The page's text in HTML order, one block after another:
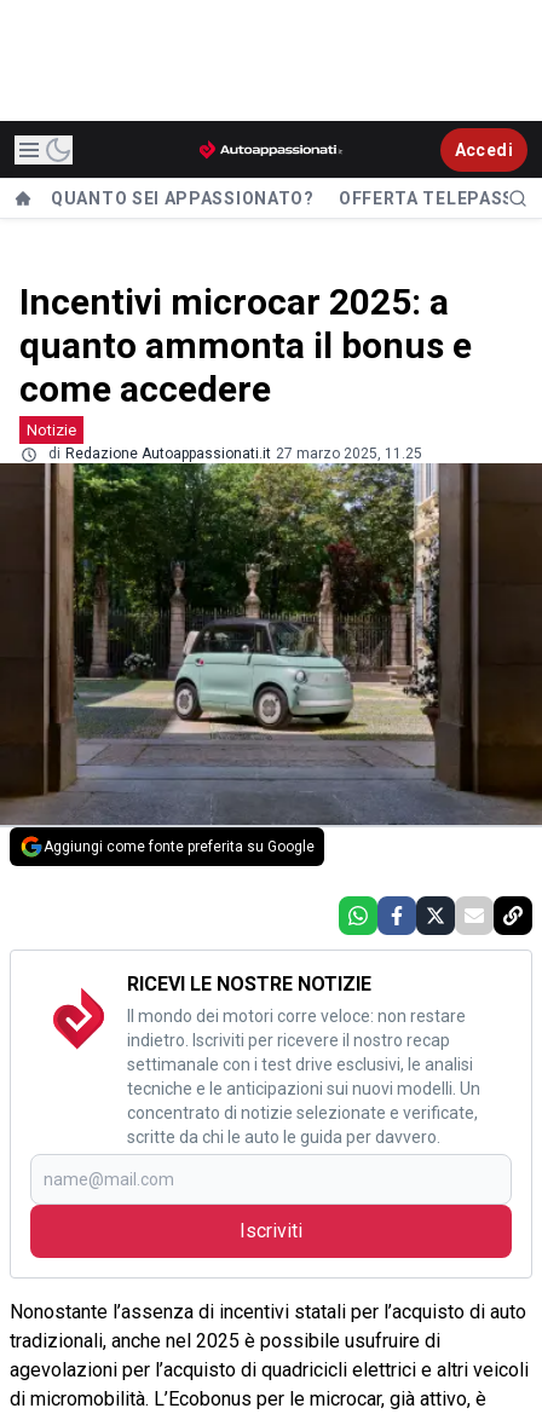
Accedi
QUANTO SEI APPASSIONATO? OFFERTA TELEPASS
Incentivi microcar 2025: a
quanto ammonta il bonus e
come accedere
Notizie
di Redazione Autoappassionati.it 27 marzo 2025, 11.25
Aggiungi come fonte preferita su Google
RICEVI LE NOSTRE NOTIZIE
Il mondo dei motori corre veloce: non restare
indietro. Iscriviti per ricevere il nostro recap
settimanale con i test drive esclusivi, le analisi
tecniche e le anticipazioni sui nuovi modelli. Un
concentrato di notizie selezionate e verificate,
scritte da chi le auto le guida per davvero.
Iscriviti
Nonostante l’assenza di incentivi statali per l’acquisto di auto
tradizionali, anche nel 2025 è possibile usufruire di
agevolazioni per l’acquisto di quadricicli elettrici e altri veicoli
di micromobilità. L’Ecobonus per le microcar, già attivo, è